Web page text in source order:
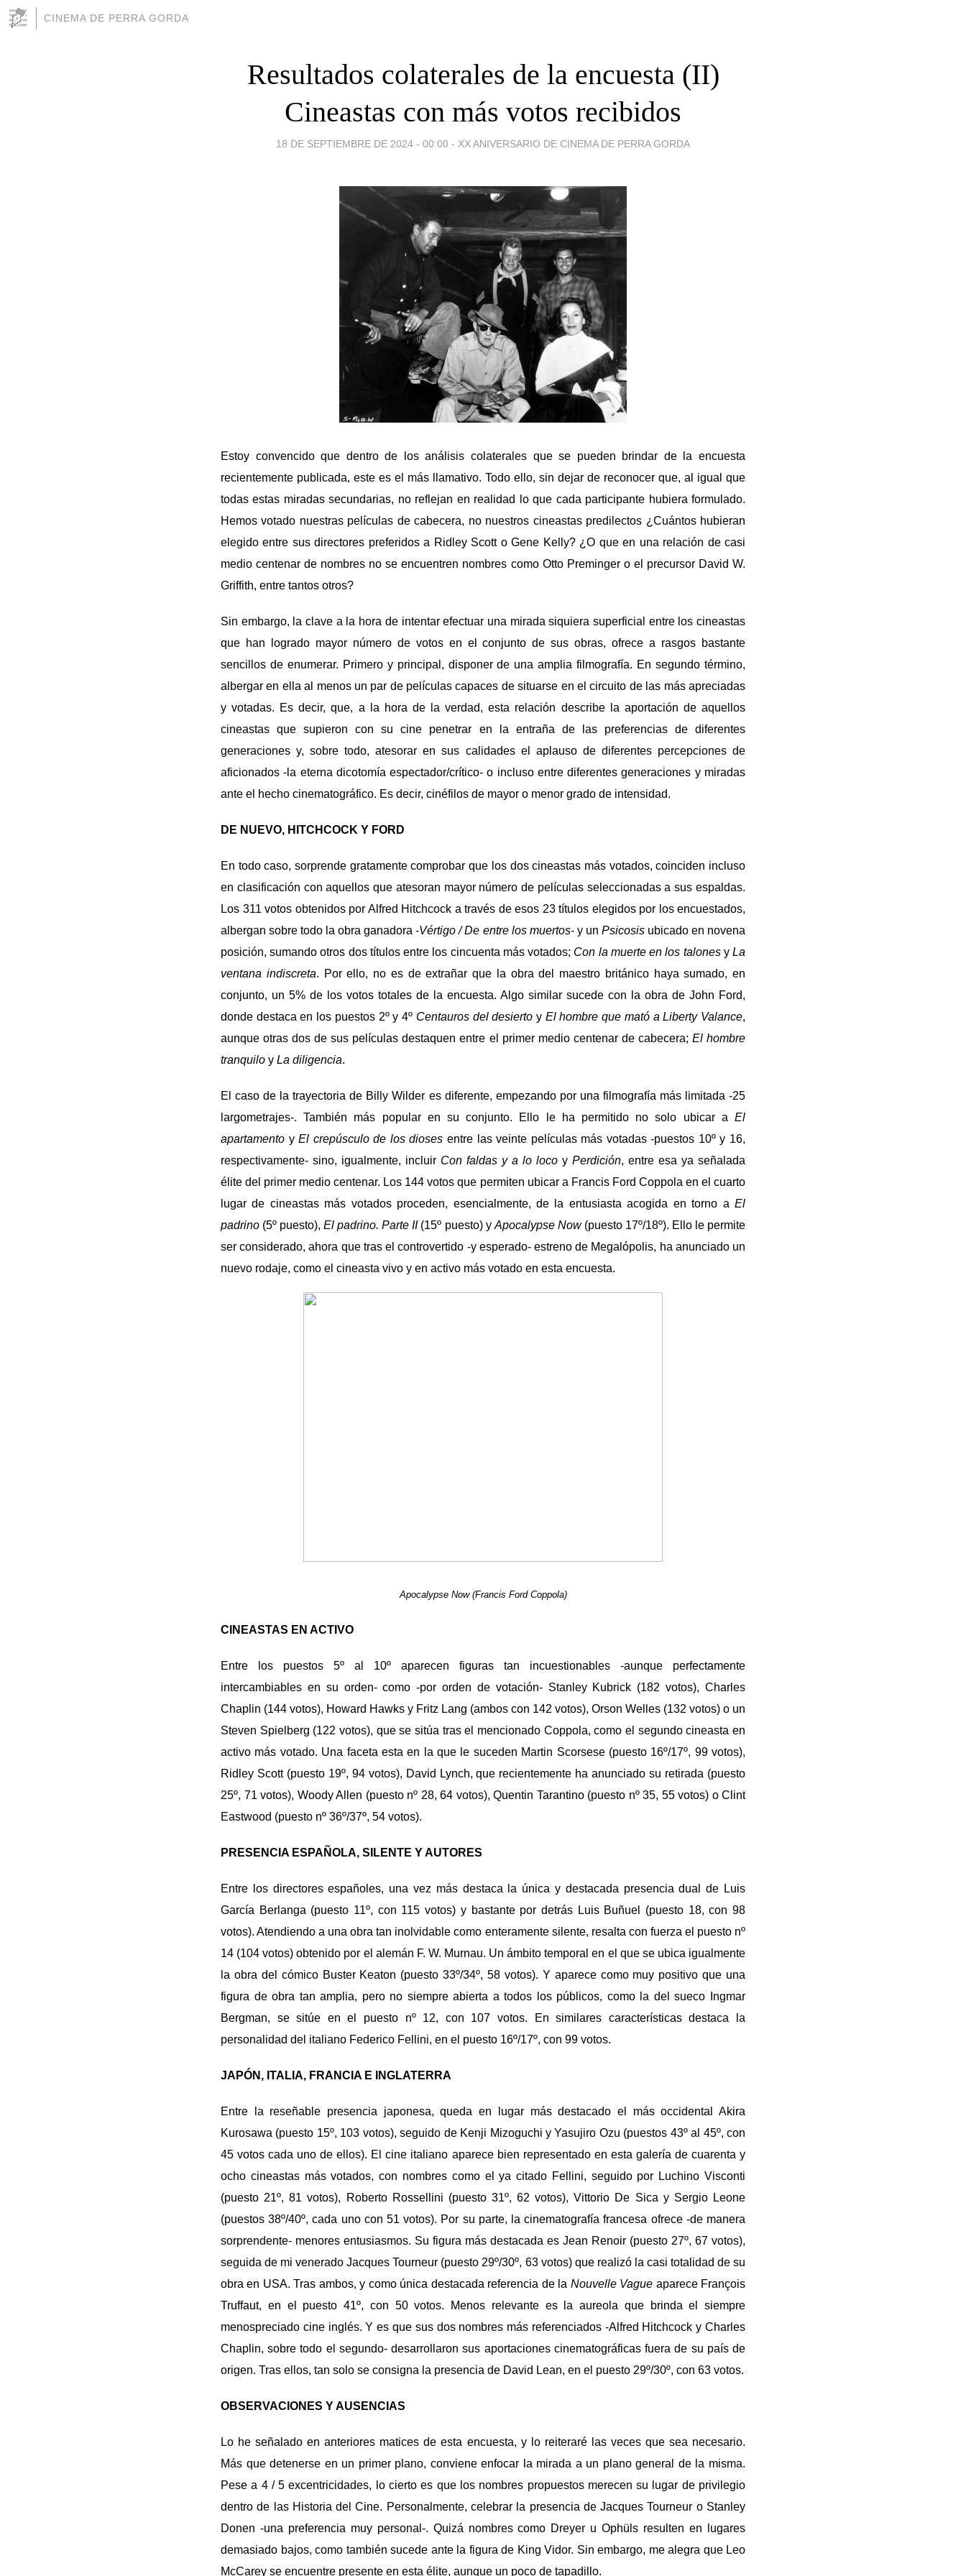
CINEMA DE PERRA GORDA
Resultados colaterales de la encuesta (II)
Cineastas con más votos recibidos
18 DE SEPTIEMBRE DE 2024 - 00:00 - XX ANIVERSARIO DE CINEMA DE PERRA GORDA
Estoy convencido que dentro de los análisis colaterales que se pueden brindar de la encuesta
recientemente publicada, este es el más llamativo. Todo ello, sin dejar de reconocer que, al igual que
todas estas miradas secundarias, no reflejan en realidad lo que cada participante hubiera formulado.
Hemos votado nuestras películas de cabecera, no nuestros cineastas predilectos ¿Cuántos hubieran
elegido entre sus directores preferidos a Ridley Scott o Gene Kelly? ¿O que en una relación de casi
medio centenar de nombres no se encuentren nombres como Otto Preminger o el precursor David W.
Griffith, entre tantos otros?
Sin embargo, la clave a la hora de intentar efectuar una mirada siquiera superficial entre los cineastas
que han logrado mayor número de votos en el conjunto de sus obras, ofrece a rasgos bastante
sencillos de enumerar. Primero y principal, disponer de una amplia filmografía. En segundo término,
albergar en ella al menos un par de películas capaces de situarse en el circuito de las más apreciadas
y votadas. Es decir, que, a la hora de la verdad, esta relación describe la aportación de aquellos
cineastas que supieron con su cine penetrar en la entraña de las preferencias de diferentes
generaciones y, sobre todo, atesorar en sus calidades el aplauso de diferentes percepciones de
aficionados -la eterna dicotomía espectador/crítico- o incluso entre diferentes generaciones y miradas
ante el hecho cinematográfico. Es decir, cinéfilos de mayor o menor grado de intensidad.
DE NUEVO, HITCHCOCK Y FORD
En todo caso, sorprende gratamente comprobar que los dos cineastas más votados, coinciden incluso
en clasificación con aquellos que atesoran mayor número de películas seleccionadas a sus espaldas.
Los 311 votos obtenidos por Alfred Hitchcock a través de esos 23 títulos elegidos por los encuestados,
albergan sobre todo la obra ganadora -Vértigo / De entre los muertos- y un Psicosisubicado en novena
posición, sumando otros dos títulos entre los cincuenta más votados; Con la muerte en los talonesyLa
ventana indiscreta. Por ello, no es de extrañar que la obra del maestro británico haya sumado, en
conjunto, un 5% de los votos totales de la encuesta. Algo similar sucede con la obra de John Ford,
donde destaca en los puestos 2º y 4º Centauros del desierto y El hombre que mató a Liberty Valance,
aunque otras dos de sus películas destaquen entre el primer medio centenar de cabecera; El hombre
tranquilo y La diligencia.
El caso de la trayectoria de Billy Wilder es diferente, empezando por una filmografía más limitada -25
largometrajes-. También más popular en su conjunto. Ello le ha permitido no solo ubicar a El
apartamento yEl crepúsculo de los dioses entre las veinte películas más votadas -puestos 10º y 16,
respectivamente- sino, igualmente, incluir Con faldas y a lo loco y Perdición, entre esa ya señalada
élite del primer medio centenar. Los 144 votos que permiten ubicar a Francis Ford Coppola en el cuarto
lugar de cineastas más votados proceden, esencialmente, de la entusiasta acogida en torno a El
padrino (5º puesto),El padrino. Parte II(15º puesto) y Apocalypse Now(puesto 17º/18º). Ello le permite
ser considerado, ahora que tras el controvertido -y esperado- estreno de Megalópolis, ha anunciado un
nuevo rodaje, como el cineasta vivo y en activo más votado en esta encuesta.
Apocalypse Now (Francis Ford Coppola)
CINEASTAS EN ACTIVO
Entre los puestos 5º al 10º aparecen figuras tan incuestionables -aunque perfectamente
intercambiables en su orden- como -por orden de votación- Stanley Kubrick (182 votos), Charles
Chaplin (144 votos), Howard Hawks y Fritz Lang (ambos con 142 votos), Orson Welles (132 votos) o un
Steven Spielberg (122 votos), que se sitúa tras el mencionado Coppola, como el segundo cineasta en
activo más votado. Una faceta esta en la que le suceden Martin Scorsese (puesto 16º/17º, 99 votos),
Ridley Scott (puesto 19º, 94 votos), David Lynch, que recientemente ha anunciado su retirada (puesto
25º, 71 votos), Woody Allen (puesto nº 28, 64 votos), Quentin Tarantino (puesto nº 35, 55 votos) o Clint
Eastwood (puesto nº 36º/37º, 54 votos).
PRESENCIA ESPAÑOLA, SILENTE Y AUTORES
Entre los directores españoles, una vez más destaca la única y destacada presencia dual de Luis
García Berlanga (puesto 11º, con 115 votos) y bastante por detrás Luis Buñuel (puesto 18, con 98
votos). Atendiendo a una obra tan inolvidable como enteramente silente, resalta con fuerza el puesto nº
14 (104 votos) obtenido por el alemán F. W. Murnau. Un ámbito temporal en el que se ubica igualmente
la obra del cómico Buster Keaton (puesto 33º/34º, 58 votos). Y aparece como muy positivo que una
figura de obra tan amplia, pero no siempre abierta a todos los públicos, como la del sueco Ingmar
Bergman, se sitúe en el puesto nº 12, con 107 votos. En similares características destaca la
personalidad del italiano Federico Fellini, en el puesto 16º/17º, con 99 votos.
JAPÓN, ITALIA, FRANCIA E INGLATERRA
Entre la reseñable presencia japonesa, queda en lugar más destacado el más occidental Akira
Kurosawa (puesto 15º, 103 votos), seguido de Kenji Mizoguchi y Yasujiro Ozu (puestos 43º al 45º, con
45 votos cada uno de ellos). El cine italiano aparece bien representado en esta galería de cuarenta y
ocho cineastas más votados, con nombres como el ya citado Fellini, seguido por Luchino Visconti
(puesto 21º, 81 votos), Roberto Rossellini (puesto 31º, 62 votos), Vittorio De Sica y Sergio Leone
(puestos 38º/40º, cada uno con 51 votos). Por su parte, la cinematografía francesa ofrece -de manera
sorprendente- menores entusiasmos. Su figura más destacada es Jean Renoir (puesto 27º, 67 votos),
seguida de mi venerado Jacques Tourneur (puesto 29º/30º, 63 votos) que realizó la casi totalidad de su
obra en USA. Tras ambos, y como única destacada referencia de la Nouvelle Vague aparece François
Truffaut, en el puesto 41º, con 50 votos. Menos relevante es la aureola que brinda el siempre
menospreciado cine inglés. Y es que sus dos nombres más referenciados -Alfred Hitchcock y Charles
Chaplin, sobre todo el segundo- desarrollaron sus aportaciones cinematográficas fuera de su país de
origen. Tras ellos, tan solo se consigna la presencia de David Lean, en el puesto 29º/30º, con 63 votos.
OBSERVACIONES Y AUSENCIAS
Lo he señalado en anteriores matices de esta encuesta, y lo reiteraré las veces que sea necesario.
Más que detenerse en un primer plano, conviene enfocar la mirada a un plano general de la misma.
Pese a 4 / 5 excentricidades, lo cierto es que los nombres propuestos merecen su lugar de privilegio
dentro de las Historia del Cine. Personalmente, celebrar la presencia de Jacques Tourneur o Stanley
Donen -una preferencia muy personal-. Quizá nombres como Dreyer u Ophüls resulten en lugares
demasiado bajos, como también sucede ante la figura de King Vidor. Sin embargo, me alegra que Leo
McCarey se encuentre presente en esta élite, aunque un poco de tapadillo.